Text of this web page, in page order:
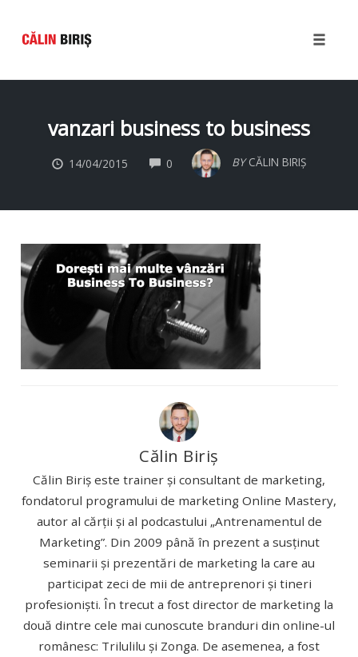
vanzari business to business
14/04/2015 0 COMMENTS BY CĂLIN BIRIȘ
Călin Biriș
Călin Biriș este trainer și consultant de marketing,
fondatorul programului de marketing Online Mastery,
autor al cărții și al podcastului „Antrenamentul de
Marketing”. Din 2009 până în prezent a susținut
seminarii și prezentări de marketing la care au
participat zeci de mii de antreprenori și tineri
profesioniști. În trecut a fost director de marketing la
două dintre cele mai cunoscute branduri din online-ul
românesc: Trilulilu și Zonga. De asemenea, a fost